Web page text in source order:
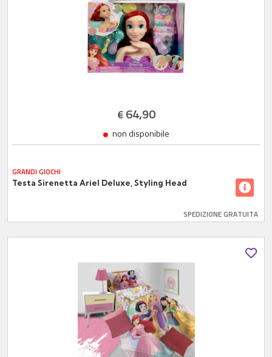
€64,90
non disponibile
GRANDI GIOCHI
Testa Sirenetta Ariel Deluxe, Styling Head
SPEDIZIONE GRATUITA